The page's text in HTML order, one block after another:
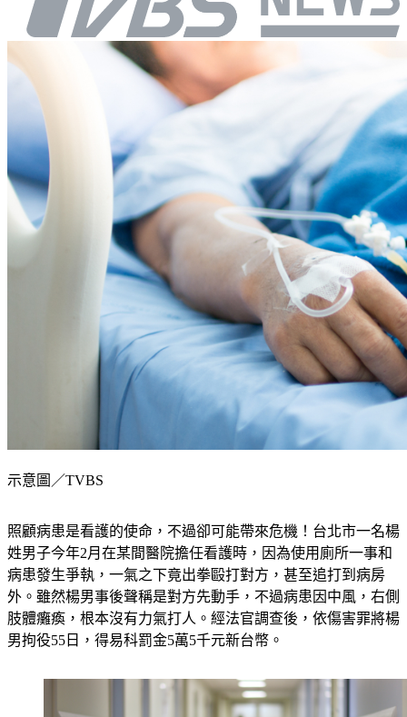
示意圖／TVBS
照顧病患是看護的使命，不過卻可能帶來危機！台北市一名楊
姓男子今年2月在某間醫院擔任看護時，因為使用廁所一事和
病患發生爭執，一氣之下竟出拳毆打對方，甚至追打到病房
外。雖然楊男事後聲稱是對方先動手，不過病患因中風，右側
肢體癱瘓，根本沒有力氣打人。經法官調查後，依傷害罪將楊
男拘役55日，得易科罰金5萬5千元新台幣。